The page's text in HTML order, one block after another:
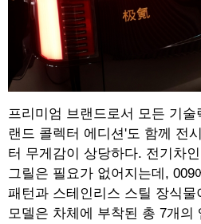
프리미엄 브랜드로서 모든 기
랜드 콜렉터 에디션'도 함께 전
터 무게감이 상당하다. 전기차
그릴은 필요가 없어지는데, 009
패턴과 스테인리스 스틸 장식
모델은 차체에 부착된 총 7개의